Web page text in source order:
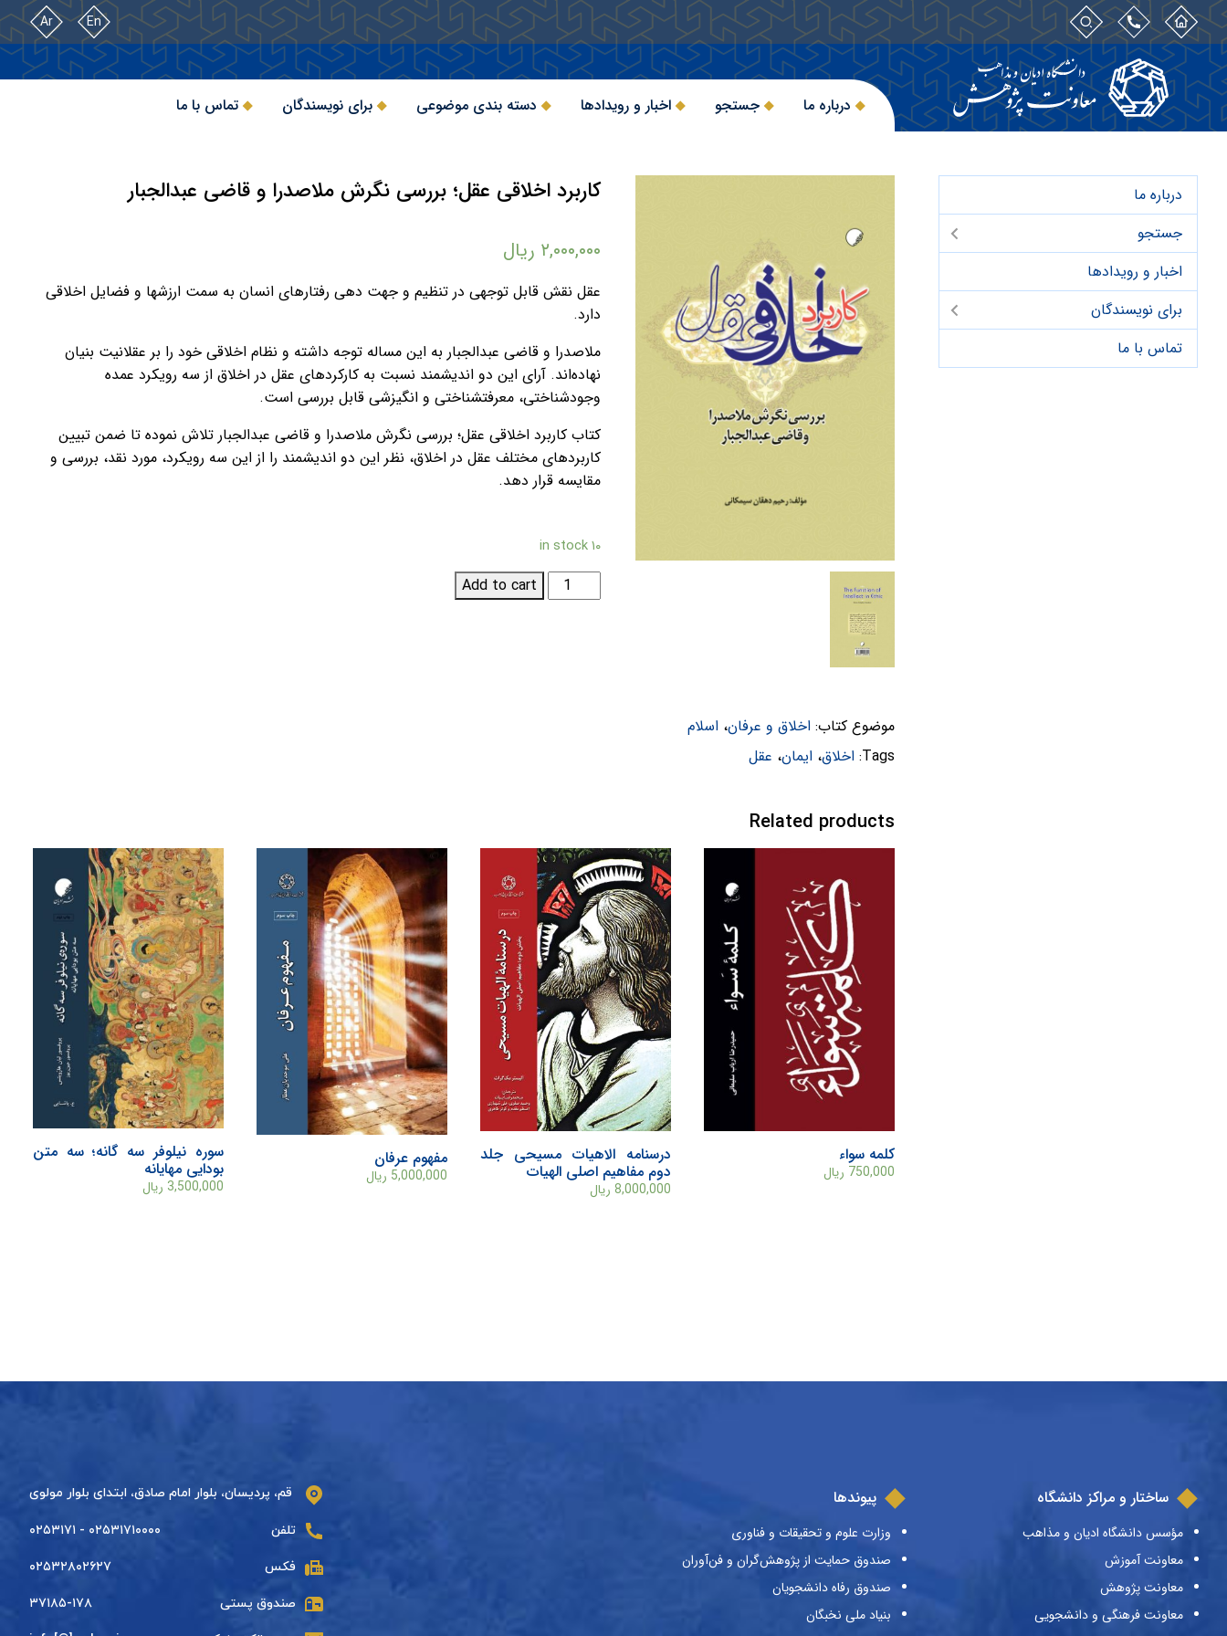
En
Ar
درباره ما جستجو اخبار و رویدادها دسته بندی موضوعی برای نویسندگان تماس با ما
درباره ما
جستجو
اخبار و رویدادها
برای نویسندگان
تماس با ما
کاربرد اخلاقی عقل؛ بررسی نگرش ملاصدرا و قاضی عبدالجبار
۲,۰۰۰,۰۰۰ ریال
عقل نقش قابل توجهی در تنظیم و جهت دهی رفتارهای انسان به سمت ارزشها و فضایل اخلاقی
دارد.
ملاصدرا و قاضی عبدالجبار به این مساله توجه داشته و نظام اخلاقی خود را بر عقلانیت بنیان
نهاده‌اند. آرای این دو ‌اندیشمند نسبت به کارکردهای عقل در اخلاق از سه رویکرد عمده
وجودشناختی، معرفت­شناختی و انگیزشی قابل بررسی است.
کتاب کاربرد اخلاقی عقل؛ بررسی نگرش ملاصدرا و قاضی عبدالجبار تلاش نموده تا ضمن تبیین
کاربردهای مختلف عقل در اخلاق، نظر این دو اندیشمند را از این سه رویکرد، مورد نقد، بررسی و
مقایسه قرار دهد.
۱۰ in stock
کاربرد
اخلاقی
Add to cart
موضوع کتاب: اخلاق و عرفان، اسلام
Tags: اخلاق، ایمان، عقل
Related products
کلمه سواء
750,000 ریال
درسنامه الاهیات مسیحی جلد
دوم مفاهیم اصلی الهیات
8,000,000 ریال
مفهوم عرفان
5,000,000 ریال
سوره نیلوفر سه گانه؛ سه متن
بودایی مهایانه
3,500,000 ریال
ساختار و مراکز دانشگاه
مؤسس دانشگاه ادیان و مذاهب
معاونت آموزش
معاونت پژوهش
معاونت فرهنگی و دانشجویی
پیوندها
وزارت علوم و تحقیقات و فناوری
صندوق حمایت از پژوهش‌گران و فن‌آوران
صندوق رفاه دانشجویان
بنیاد ملی نخبگان
قم، پردیسان، بلوار امام صادق، ابتدای بلوار مولوی
تلفن ۰۲۵۳۱۷۱۰۰۰۰ - ۰۲۵۳۱۷۱
فکس ۰۲۵۳۲۸۰۲۶۲۷
صندوق پستی ۳۷۱۸۵-۱۷۸